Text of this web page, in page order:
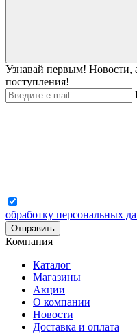
Узнавай первым! Новости,
поступления!
обработку персональных
Отправить
Компания
Каталог
Магазины
Акции
О компании
Новости
Доставка и оплата